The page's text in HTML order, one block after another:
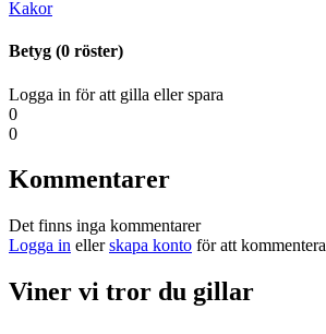
Kakor
Betyg (0 röster)
Logga in för att gilla eller spara
0
0
Kommentarer
Det finns inga kommentarer
Logga in ellerskapa konto för att kommentera
Viner vi tror du gillar